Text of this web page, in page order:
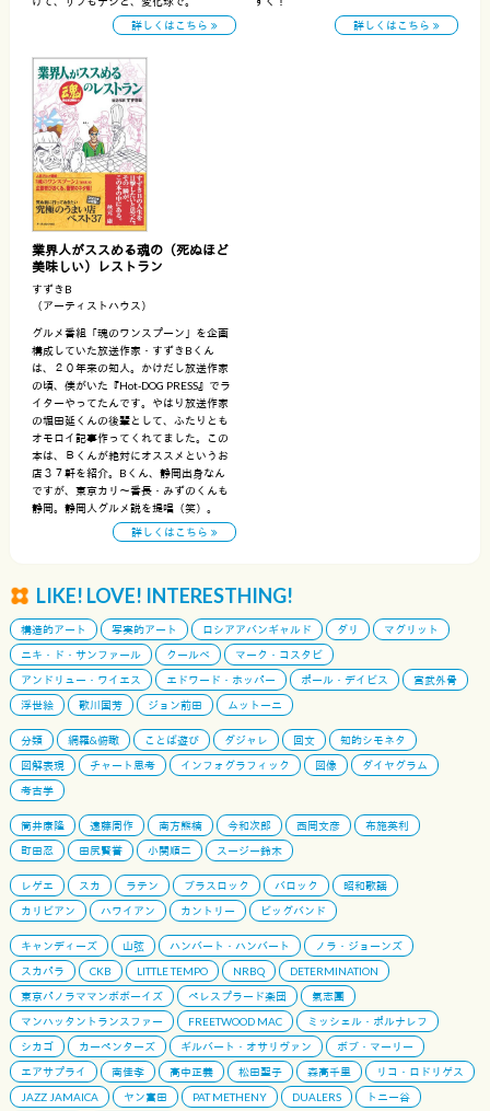
詳しくはこちら
詳しくはこちら
業界人がススめる魂の（死ぬほど
美味しい）レストラン
すずきB
（アーティストハウス）
グルメ番組「魂のワンスプーン」を企画
構成していた放送作家・すずきBくん
は、２０年来の知人。かけだし放送作家
の頃、僕がいた『Hot-DOG PRESS』でラ
イターやってたんです。やはり放送作家
の堀田延くんの後輩として、ふたりとも
オモロイ記事作ってくれてました。この
本は、Ｂくんが絶対にオススメというお
店３７軒を紹介。Bくん、静岡出身なん
ですが、東京カリ〜番長・みずのくんも
静岡。静岡人グルメ説を提唱（笑）。
詳しくはこちら
LIKE! LOVE! INTERESTHING!
構造的アート 写実的アート ロシアアバンギャルド ダリ
マグリット
ニキ・ド・サンファール
クールベ
マーク・コスタビ
アンドリュー・ワイエス
エドワード・ホッパー ポール・デイビス
宮武外骨
浮世絵
歌川国芳 ジョン前田 ムットーニ
分類 網羅&俯瞰 ことば遊び ダジャレ 回文
知的シモネタ
図解表現
チャート思考 インフォグラフィック 図像
ダイヤグラム
考古学
筒井康隆 遠藤周作 南方熊楠 今和次郎 西岡文彦
布施英利
町田忍
田尻賢誉 小関順二 スージー鈴木
レゲエ スカ ラテン ブラスロック バロック
昭和歌謡
カリビアン
ハワイアン カントリー ビッグバンド
キャンディーズ 山弦 ハンバート・ハンバート
ノラ・ジョーンズ
スカパラ
CKB LITTLE TEMPO NRBQ
DETERMINATION
東京パノラママンボボーイズ
ペレスプラード楽団
氣志團
マンハッタントランスファー
FREETWOOD MAC
ミッシェル・ポルナレフ
シカゴ
カーペンターズ ギルバート・オサリヴァン
ボブ・マーリー
エアサプライ
南佳孝 高中正義 松田聖子 森高千里
リコ・ロドリゲス
JAZZ JAMAICA
ヤン富田 PAT METHENY DUALERS
トニー谷